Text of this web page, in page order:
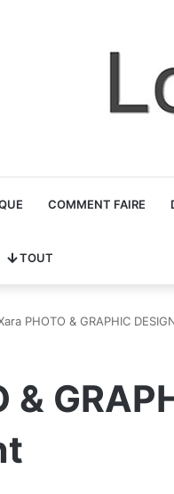
COMMENT FAIRE
TOUT
PHOTO & GRAPHIC
&